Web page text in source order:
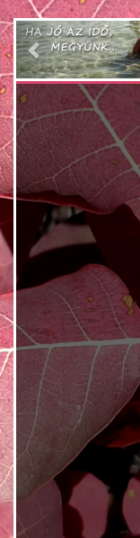
Previous